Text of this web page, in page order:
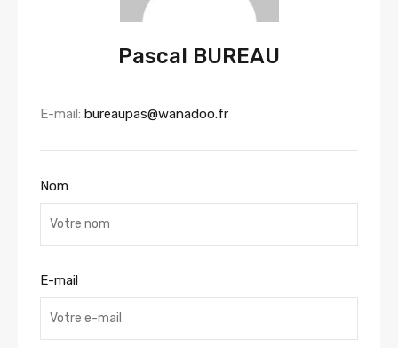
Pascal BUREAU
E-mail: bureaupas@wanadoo.fr
Nom
E-mail